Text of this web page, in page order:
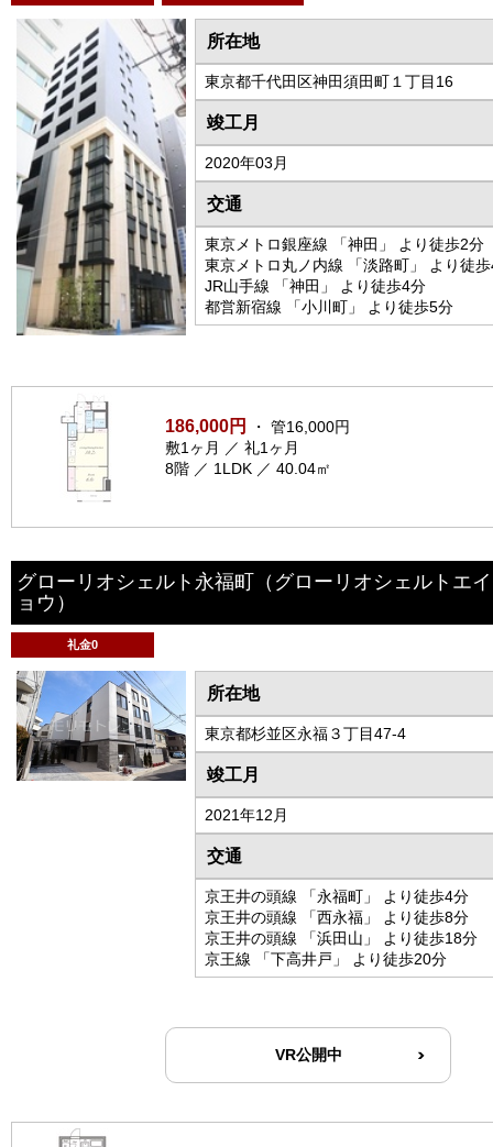
所在地
東京都千代田区神田須田町１丁目16
竣工月
2020年03月
交通
東京メトロ銀座線 「神田」 より徒歩2分
東京メトロ丸ノ内線 「淡路町」 より徒
JR山手線 「神田」 より徒歩4分
都営新宿線 「小川町」 より徒歩5分
186,000円
・ 管16,000円
敷1ヶ月 ／ 礼1ヶ月
8階 ／ 1LDK ／ 40.04㎡
グローリオシェルト永福町 （グローリオシェルトエ
ョウ）
礼金0
所在地
東京都杉並区永福３丁目47-4
竣工月
2021年12月
交通
京王井の頭線 「永福町」 より徒歩4分
京王井の頭線 「西永福」 より徒歩8分
京王井の頭線 「浜田山」 より徒歩18分
京王線 「下高井戸」 より徒歩20分
VR公開中